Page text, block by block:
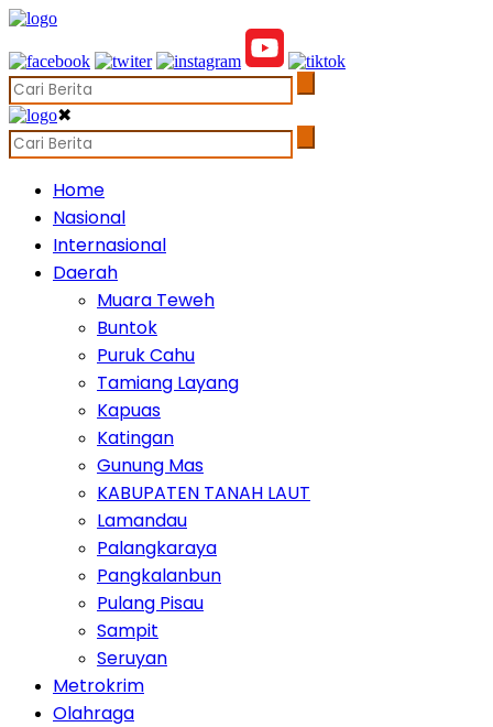
✖
Home
Nasional
Internasional
Daerah
Muara Teweh
Buntok
Puruk Cahu
Tamiang Layang
Kapuas
Katingan
Gunung Mas
KABUPATEN TANAH LAUT
Lamandau
Palangkaraya
Pangkalanbun
Pulang Pisau
Sampit
Seruyan
Metrokrim
Olahraga